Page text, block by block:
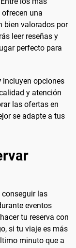
una
bien valorados por
leer reseñas y
perfecto para
incluyen opciones
y atención
las ofertas en
se adapte a tus
conseguir las
eventos
tu reserva con
si tu viaje es más
minuto que a